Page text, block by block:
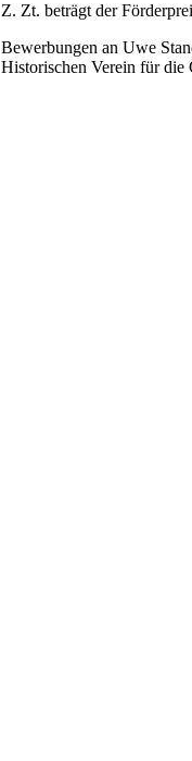
Z. Zt. beträgt der
Bewerbungen an Uwe
Historischen Verein für die